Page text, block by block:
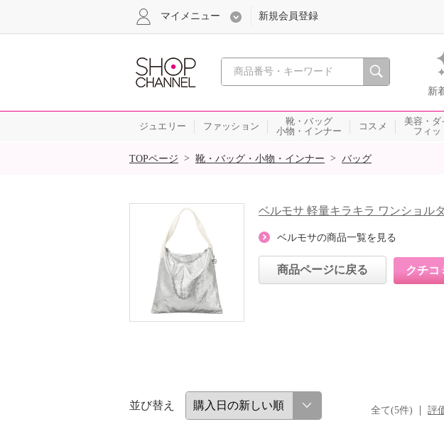
心おどる、瞬間を。通販・テレビショッピングのショ
新
マイメニュー 新規会員登録
ジュエリー ファッション
靴・バッグ
小物・インナー
コスメ
美容・ダ
フィッ
SALE
TOPページ > 靴・バッグ・小物・インナー > バッグ
ベルモサ 軽量キラキラ ワンショル
ベルモサの商品一覧を見る
商品ページに戻る クチコ
並び替え 全て(5件) 評